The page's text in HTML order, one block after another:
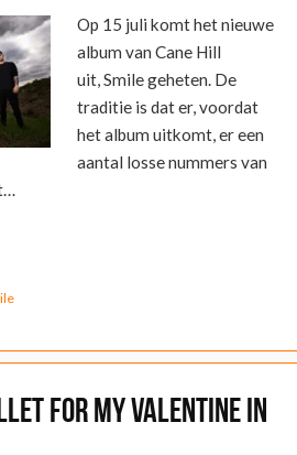
Op 15 juli komt het nieuwe
album van Cane Hill
uit, Smile geheten. De
traditie is dat er, voordat
het album uitkomt, er een
aantal losse nummers van
for My Valentine in